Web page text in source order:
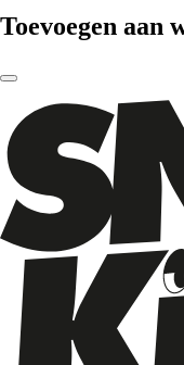
Toevoegen aan